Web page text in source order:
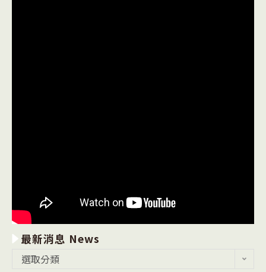
最新消息 News
選取分類